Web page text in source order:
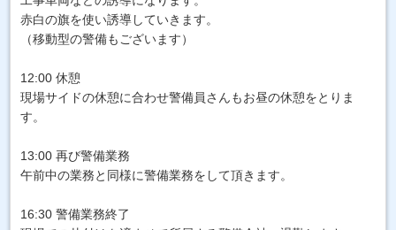
赤白の旗を使い誘導していきます。
（移動型の警備もございます）
12:00 休憩
現場サイドの休憩に合わせ警備員さんもお昼の休憩をとりま
す。
13:00 再び警備業務
午前中の業務と同様に警備業務をして頂きます。
16:30 警備業務終了